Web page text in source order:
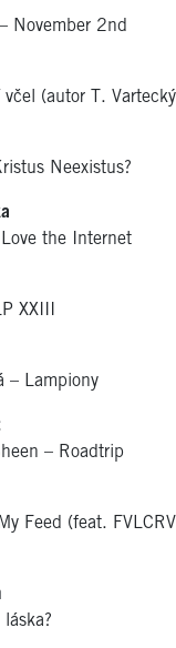
November 2nd
(autor T.
Neexistus?
the Internet
XXIII
– Lampiony
– Roadtrip
Feed (feat.